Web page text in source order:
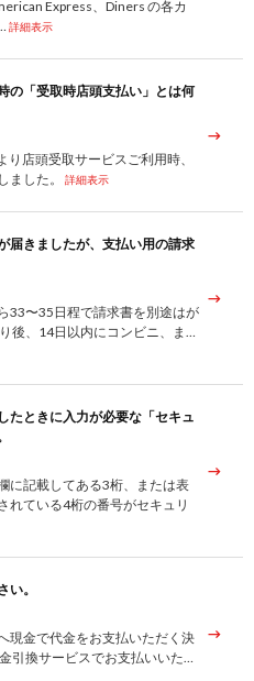
Express、Diners の各カ
詳細表示
の「受取時店頭支払い」とは何
店頭受取サービスご利用時、
ました。
詳細表示
届きましたが、支払い用の請求
33〜35日程で請求書を別途はが
後、14日以内にコンビニ、ま…
たときに入力が必要な「セキュ
に記載してある3桁、または表
れている4桁の番号がセキュリ
。
現金で代金をお支払いただく決
引換サービスでお支払いいた…